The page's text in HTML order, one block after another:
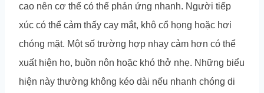
cao nên cơ thể có thể phản ứng nhanh. Người tiếp
xúc có thể cảm thấy cay mắt, khô cổ họng hoặc hơi
chóng mặt. Một số trường hợp nhạy cảm hơn có thể
xuất hiện ho, buồn nôn hoặc khó thở nhẹ. Những biểu
hiện này thường không kéo dài nếu nhanh chóng di